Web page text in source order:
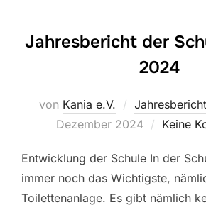
Jahresbericht der
2024
von Kania e.V.
Dezember 2024
Keine
Entwicklung der Schule In der
immer noch das Wichtigste,
Toilettenanlage. Es gibt nämlich